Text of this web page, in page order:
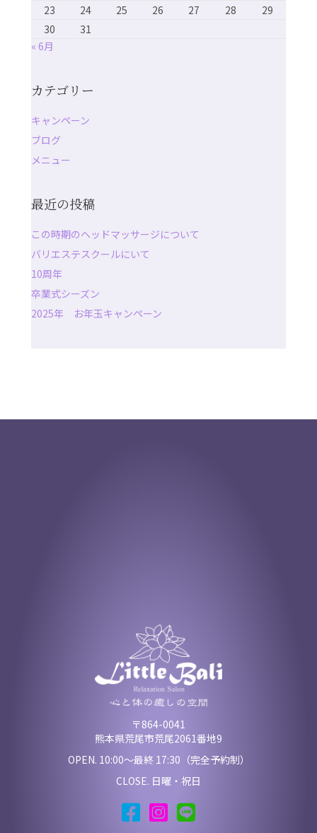
23
24 25 26 27 28
29
30
31
« 6月
カテゴリー
キャンペーン
ブログ
メニュー
最近の投稿
この時期のヘッドマッサージについて
バリエステスクールにいて
10周年
卒業式シーズン
2025年 お年玉キャンペーン
〒864-0041
熊本県荒尾市荒尾2061番地9
OPEN. 10:00〜最終 17:30（完全予約制）
CLOSE. 日曜・祝日